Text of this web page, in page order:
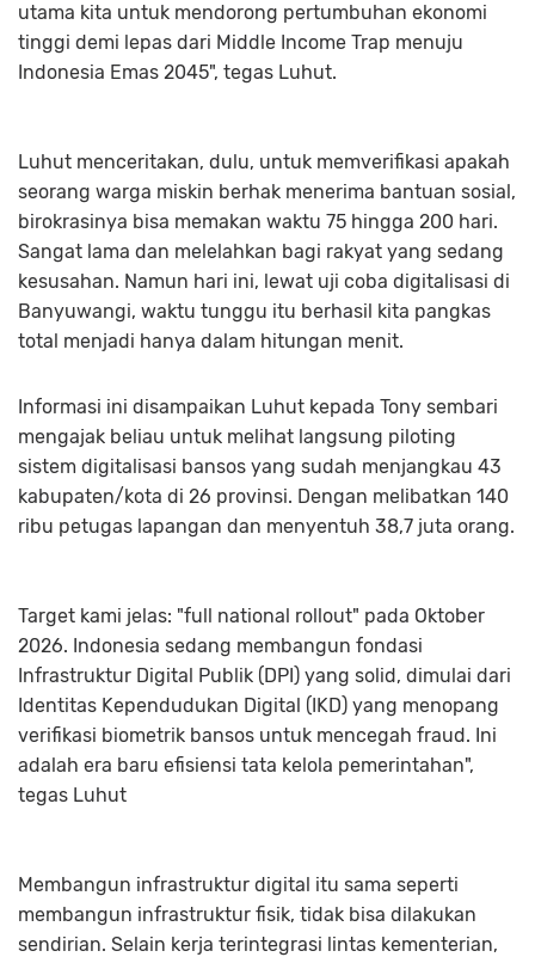
utama kita untuk mendorong pertumbuhan ekonomi
tinggi demi lepas dari Middle Income Trap menuju
Indonesia Emas 2045", tegas Luhut.
Luhut menceritakan, dulu, untuk memverifikasi apakah
seorang warga miskin berhak menerima bantuan sosial,
birokrasinya bisa memakan waktu 75 hingga 200 hari.
Sangat lama dan melelahkan bagi rakyat yang sedang
kesusahan. Namun hari ini, lewat uji coba digitalisasi di
Banyuwangi, waktu tunggu itu berhasil kita pangkas
total menjadi hanya dalam hitungan menit.
Informasi ini disampaikan Luhut kepada Tony sembari
mengajak beliau untuk melihat langsung piloting
sistem digitalisasi bansos yang sudah menjangkau 43
kabupaten/kota di 26 provinsi. Dengan melibatkan 140
ribu petugas lapangan dan menyentuh 38,7 juta orang.
Target kami jelas: "full national rollout" pada Oktober
2026. Indonesia sedang membangun fondasi
Infrastruktur Digital Publik (DPI) yang solid, dimulai dari
Identitas Kependudukan Digital (IKD) yang menopang
verifikasi biometrik bansos untuk mencegah fraud. Ini
adalah era baru efisiensi tata kelola pemerintahan",
tegas Luhut
Membangun infrastruktur digital itu sama seperti
membangun infrastruktur fisik, tidak bisa dilakukan
sendirian. Selain kerja terintegrasi lintas kementerian,